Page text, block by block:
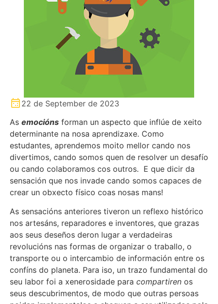
22 de September de 2023
As emocións forman un aspecto que inflúe de xeito
determinante na nosa aprendizaxe. Como
estudantes, aprendemos moito mellor cando nos
divertimos, cando somos quen de resolver un desafío
ou cando colaboramos cos outros. E que dicir da
sensación que nos invade cando somos capaces de
crear un obxecto físico coas nosas mans!
As sensacións anteriores tiveron un reflexo histórico
nos artesáns, reparadores e inventores, que grazas
aos seus deseños deron lugar a verdadeiras
revolucións nas formas de organizar o traballo, o
transporte ou o intercambio de información entre os
confíns do planeta. Para iso, un trazo fundamental do
seu labor foi a xenerosidade para compartiren os
seus descubrimentos, de modo que outras persoas